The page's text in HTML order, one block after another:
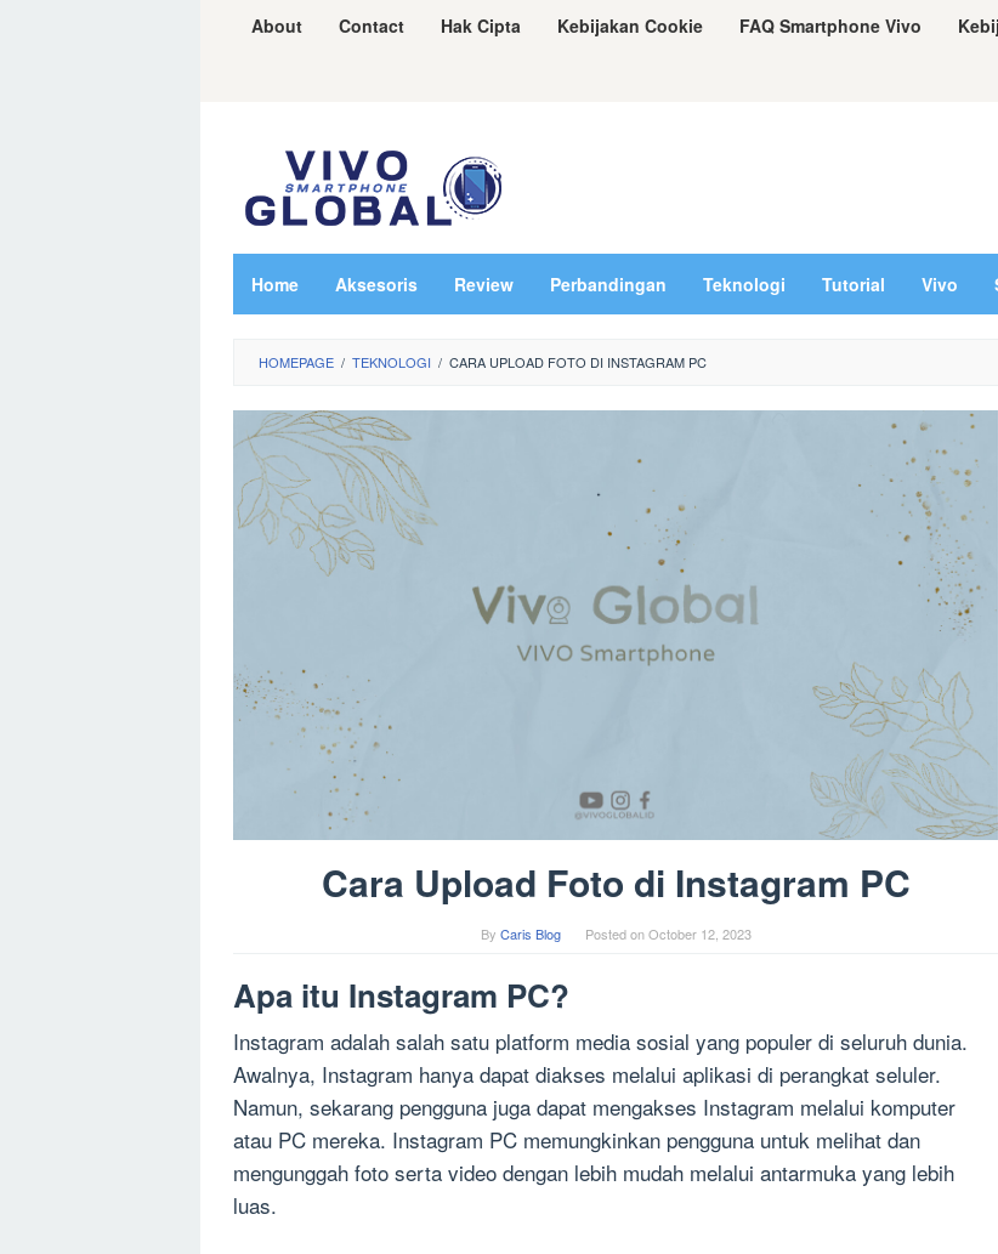
About Contact Hak Cipta Kebijakan Cookie FAQ Smartphone Vivo
Home Aksesoris Review Perbandingan Teknologi Tutorial Vivo
HOMEPAGE / TEKNOLOGI / CARA UPLOAD FOTO DI INSTAGRAM PC
Cara Upload Foto di Instagram PC
By Caris Blog Posted onOctober 12, 2023
Apa itu Instagram PC?
Instagram adalah salah satu platform media sosial yang populer di seluruh dunia.
Awalnya, Instagram hanya dapat diakses melalui aplikasi di perangkat seluler.
Namun, sekarang pengguna juga dapat mengakses Instagram melalui komputer
atau PC mereka. Instagram PC memungkinkan pengguna untuk melihat dan
mengunggah foto serta video dengan lebih mudah melalui antarmuka yang lebih
luas.